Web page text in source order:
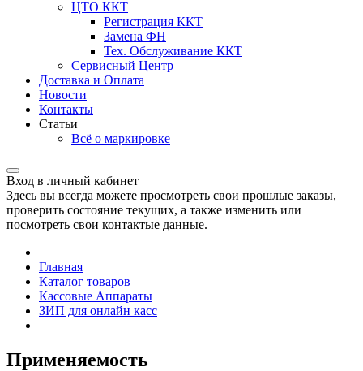
ЦТО ККТ
Регистрация ККТ
Замена ФН
Тех. Обслуживание ККТ
Сервисный Центр
Доставка и Оплата
Новости
Контакты
Статьи
Всё о маркировке
Вход в личный кабинет
Здесь вы всегда можете просмотреть свои прошлые заказы,
проверить состояние текущих, а также изменить или
посмотреть свои контактые данные.
Главная
Каталог товаров
Кассовые Аппараты
ЗИП для онлайн касс
Применяемость